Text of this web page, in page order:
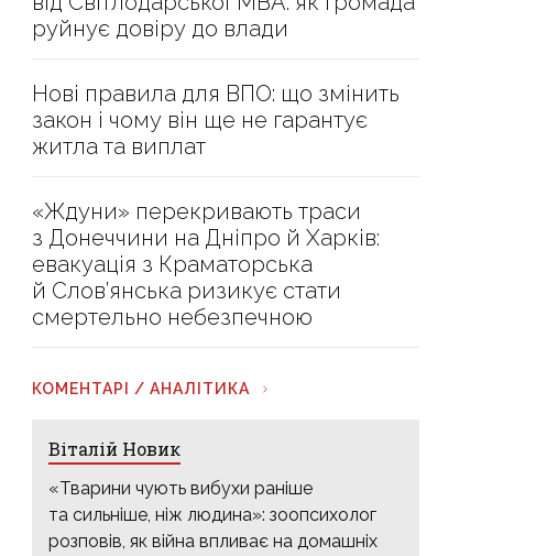
руйнує довіру до влади
Нові правила для ВПО: що змінить
закон і чому він ще не гарантує
житла та виплат
«Ждуни» перекривають траси
з Донеччини на Дніпро й Харків:
евакуація з Краматорська
й Слов’янська ризикує стати
смертельно небезпечною
КОМЕНТАРІ / АНАЛІТИКА
Віталій Новик
«Тварини чують вибухи раніше
та сильніше, ніж людина»: зоопсихолог
розповів, як війна впливає на домашніх